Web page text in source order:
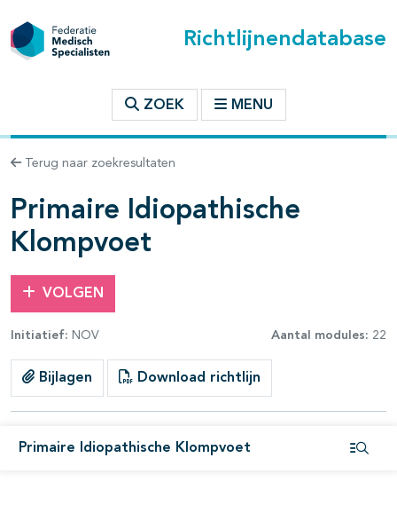
Richtlijnendatabase
ZOEK MENU
Terug naar zoekresultaten
Primaire Idiopathische
Klompvoet
VOLGEN
Initiatief: NOV Aantal modules: 22
Bijlagen Download richtlijn
Primaire Idiopathische Klompvoet
binnen deze richtlijn
open- en dichtklappen